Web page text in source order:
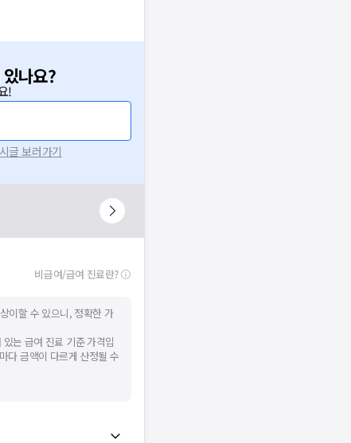
나요?
!
글 보러가기
비급여/급여 진료란?
이할 수 있으니, 정확한 가
있는 급여 진료 기준 가격입
다 금액이 다르게 산정될 수
.
다시 시도해주세요.
으로 문의해주세요.